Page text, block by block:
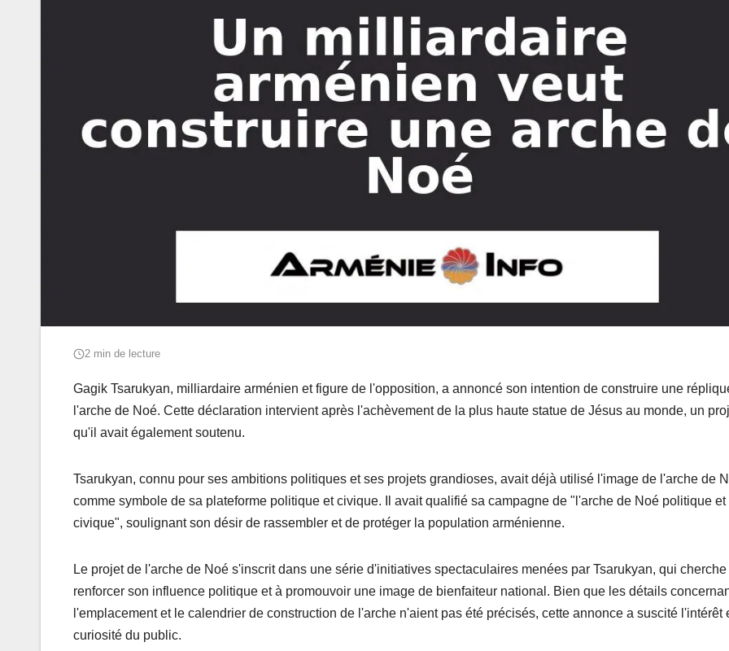
2 min de lecture
Gagik Tsarukyan, milliardaire arménien et figure de l'opposition, a annoncé son intention de construire une
l'arche de Noé. Cette déclaration intervient après l'achèvement de la plus haute statue de Jésus au monde, un
qu'il avait également soutenu.
Tsarukyan, connu pour ses ambitions politiques et ses projets grandioses, avait déjà utilisé l'image de l'arche de
comme symbole de sa plateforme politique et civique. Il avait qualifié sa campagne de "l'arche de Noé politique et
civique", soulignant son désir de rassembler et de protéger la population arménienne.
Le projet de l'arche de Noé s'inscrit dans une série d'initiatives spectaculaires menées par Tsarukyan, qui cherche
renforcer son influence politique et à promouvoir une image de bienfaiteur national. Bien que les détails
l'emplacement et le calendrier de construction de l'arche n'aient pas été précisés, cette annonce a suscité l'intérêt
curiosité du public.